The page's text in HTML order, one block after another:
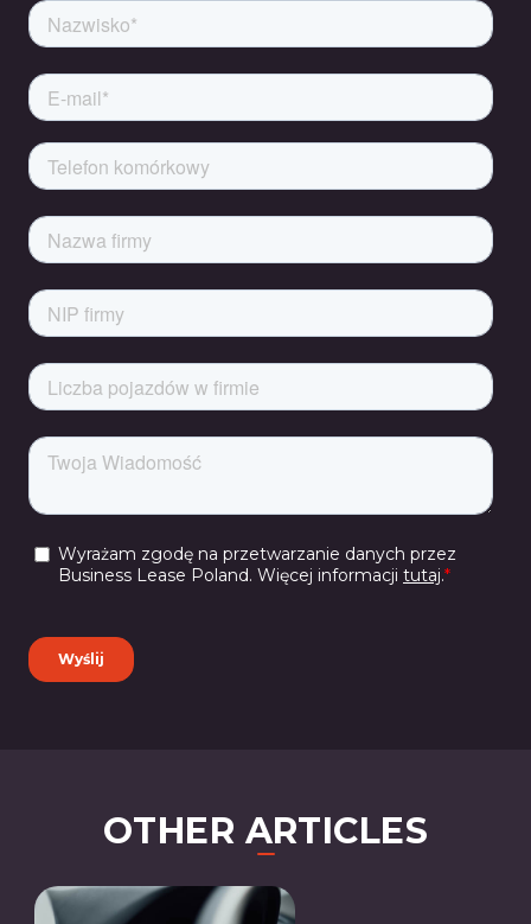
OTHER ARTICLES